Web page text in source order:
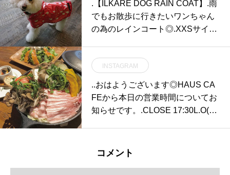
ti#レッティ#mug#Finland#🇫🇮#
北欧#gift#hausmatsue #島根 #松江
.【ILKARE DOG RAIN COAT】.雨
でもお散歩に行きたいワンちゃん
の為のレインコート◎.XXSサイズ
ゃんにぴったりです.上から着せる
タイプではなくマジックテープな
ので簡単に着せてあげる事ができ
ます◎.ピンク色もあります◎ご来
AUS松江市乃白町20270852-61-28
atsue #松江トリミングサロン #松
江トリミング #松江スパシャンプ
INSTAGRAM
..おはようございます◎HAUS CA
FEから本日の営業時間についてお
知らせです。.CLOSE 17:30L.O(ラ
ら本日は団体様のご利用により17
コメント